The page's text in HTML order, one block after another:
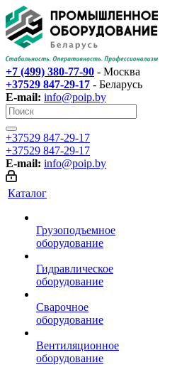
+7 (499) 380-77-90 - Москва
+37529 847-29-17‬ - Беларусь
E-mail: info@poip.by
+37529 847-29-17‬
+37529 847-29-17‬
E-mail: info@poip.by
Каталог
Грузоподъемное
оборудование
Гидравлическое
оборудование
Сварочное
оборудование
Вентиляционное
оборудование